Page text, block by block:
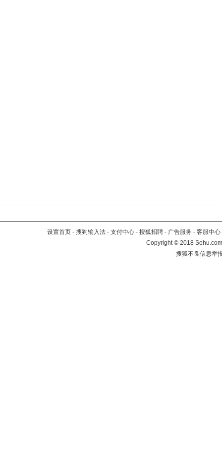
设置首页 - 搜狗输入法 - 支付中心 - 搜狐招聘 - 广告服务 - 客服中心
Copyright©2018
搜狐不良信息举